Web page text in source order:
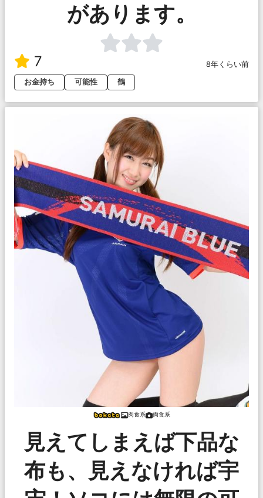
があります。
7
8年くらい前
お金持ち
可能性 鶴
肉食系 肉食系
見えてしまえば下品な
布も、見えなければ宇